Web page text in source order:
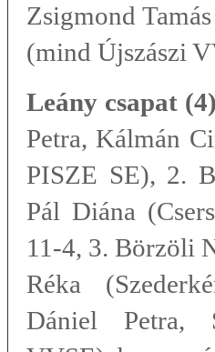
Zsigmond
(mind Újszászi
Leány csapat
Petra, Kálmán
PISZE SE), 2.
Pál Diána
11-4, 3. Börzöli
Réka
Dániel Petra,